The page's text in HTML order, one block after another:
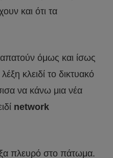
και ότι τα
όμως και ίσως
κλειδί το δικτυακό
να κάνω μια νέα
network
πλευρό στο πάτωμα.